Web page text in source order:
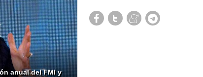
anual del FMI y